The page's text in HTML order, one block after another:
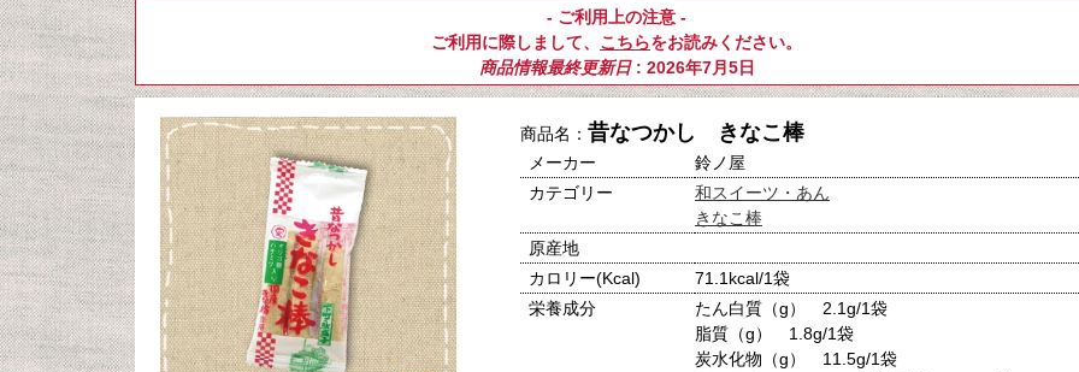
- ご利用上の注意 -
ご利用に際しまして、 こちらをお読みください。
商品情報最終更新日: 2026年7月5日
商品名： 昔なつかし きなこ棒
メーカー
鈴ノ屋
カテゴリー
和スイーツ・あん
きなこ棒
原産地
カロリー(Kcal)
71.1kcal/1袋
栄養成分
たん白質（g） 2.1g/1袋
脂質（g） 1.8g/1袋
炭水化物（g） 11.5g/1袋